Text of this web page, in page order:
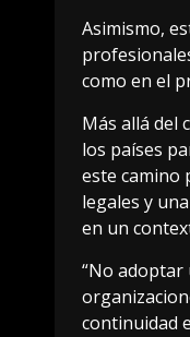
Asimismo,
como en el
Más allá del
los países
este camino
legales y
en un
“No adoptar
continuidad